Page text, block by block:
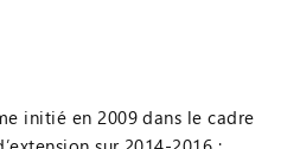
initié en 2009 dans le cadre